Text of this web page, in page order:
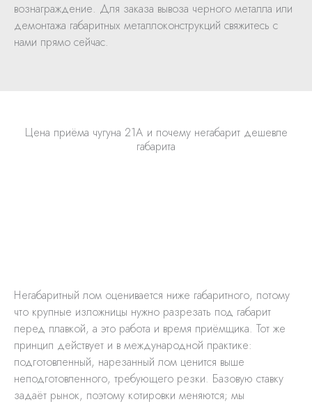
вознаграждение. Для заказа вывоза черного металла или
демонтажа габаритных металлоконструкций свяжитесь с
нами прямо сейчас.
Цена приёма чугуна 21А и почему негабарит дешевле
габарита
Негабаритный лом оценивается ниже габаритного, потому
что крупные изложницы нужно разрезать под габарит
перед плавкой, а это работа и время приёмщика. Тот же
принцип действует и в международной практике:
подготовленный, нарезанный лом ценится выше
неподготовленного, требующего резки. Базовую ставку
задаёт рынок, поэтому котировки меняются; мы